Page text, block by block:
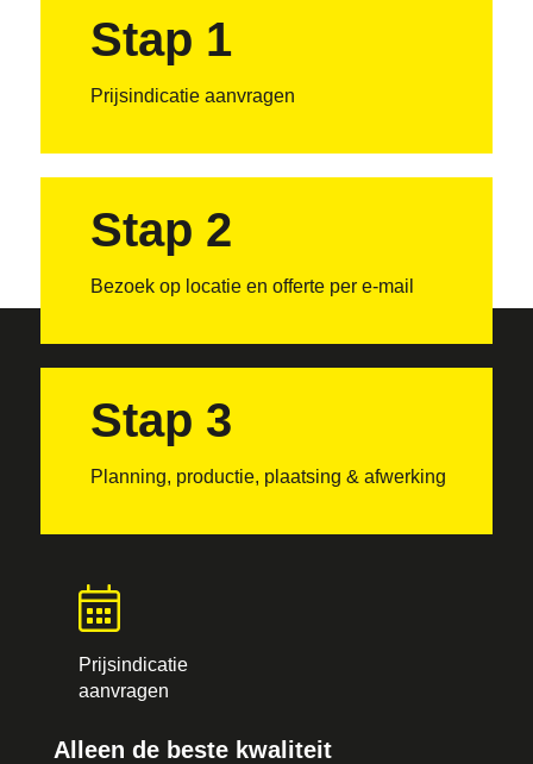
Stap 1
Prijsindicatie aanvragen
Stap 2
Bezoek op locatie en offerte per e-mail
Stap 3
Planning, productie, plaatsing & afwerking
Prijsindicatie
aanvragen
Alleen de beste kwaliteit